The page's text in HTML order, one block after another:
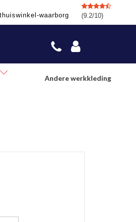
(9.2/10)
Andere werkkleding